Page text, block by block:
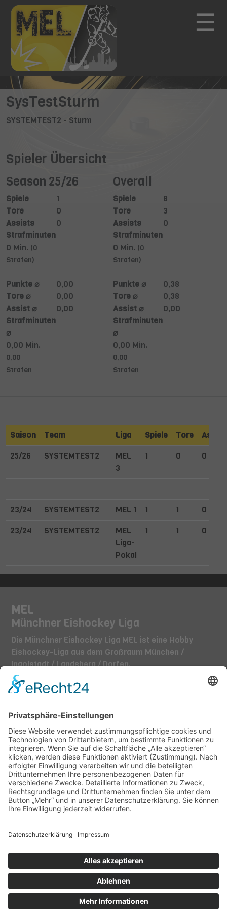
☰
SysTestSturm
SYSTEMTEST2 - Sturm
Spieler Übersicht
Season 25/26
Spiele
1
Tore
0
Assists
0
Strafminuten
0 Min. (0
Strafen)
Punkte ⌀
0,00
Tore ⌀
0,00
Assist ⌀
0,00
Strafminuten
⌀
0,00 Min.
0,00
Strafen
Overall
Spiele
8
Tore
3
Assists
0
Strafminuten
0 Min. (0
Strafen)
Punkte ⌀
0,38
Tore ⌀
0,38
Assist ⌀
0,00
Strafminuten
⌀
0,00 Min.
0,00
Strafen
Saison Team Liga Spiele Tore
25/26
SYSTEMTEST2
MEL
3
1 0 0
23/24 SYSTEMTEST2 MEL 1 1 1
0
23/24
SYSTEMTEST2
MEL
Liga-
Pokal
1 1 0
MEL
Münchner Eishockey Liga
Die Münchner Eishockey Liga MEL ist eine Hobby
Eishockey-Liga aus dem Großraum München /
Ingolstadt / Landsberg / Dorfen.
TEAMS
|Downloads
2018 - 2026